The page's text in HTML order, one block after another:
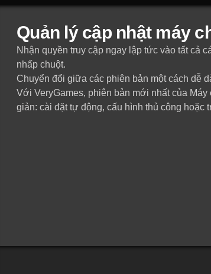
Quản lý cập nhật máy
Nhận quyền truy cập ngay lập tức vào tất cả
nhấp chuột.
Chuyển đổi giữa các phiên bản một cách dễ
Với VeryGames, phiên bản mới nhất của
giản: cài đặt tự động, cấu hình thủ công hoặc